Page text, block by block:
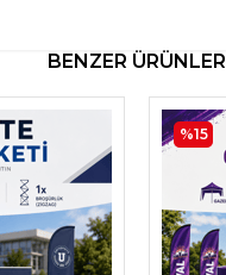
BENZER ÜRÜNLER
%15